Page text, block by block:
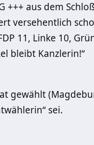
+++ aus dem
versehentlich
11, Linke 10,
bleibt Kanzlerin!“
gewählt
sei.